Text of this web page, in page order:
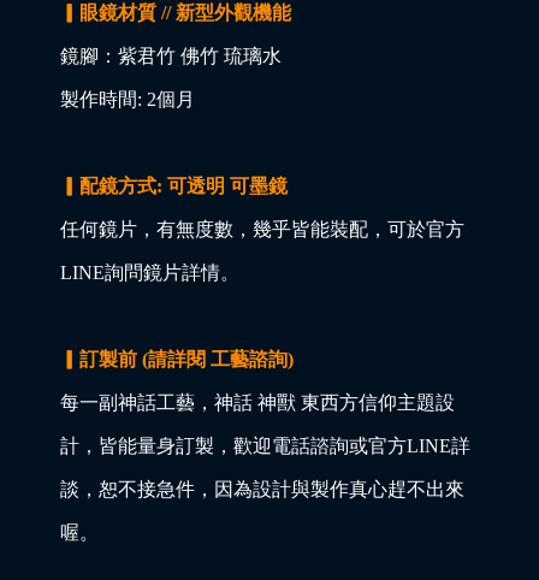
▎眼鏡材質 // 新型外觀機能
鏡腳：紫君竹 佛竹 琉璃水
製作時間: 2個月
▎配鏡方式: 可透明 可墨鏡
任何鏡片，有無度數，幾乎皆能裝配，可於官方
LINE詢問鏡片詳情。
▎訂製前 (請詳閱 工藝諮詢)
每一副神話工藝，神話 神獸 東西方信仰主題設
計，皆能量身訂製，歡迎電話諮詢或官方LINE詳
談，恕不接急件，因為設計與製作真心趕不出來
喔。